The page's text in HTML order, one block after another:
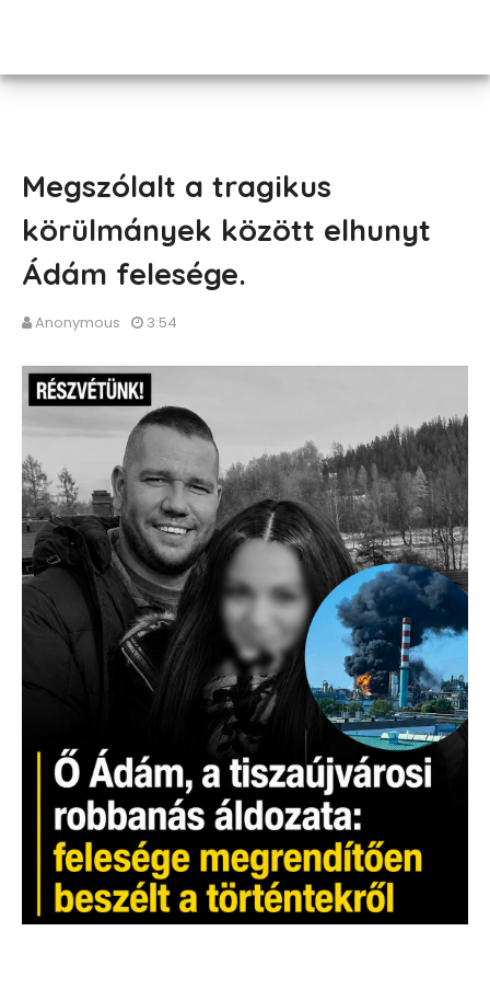
Megszólalt a tragikus
körülmányek között elhunyt
Ádám felesége.
Anonymous 3:54